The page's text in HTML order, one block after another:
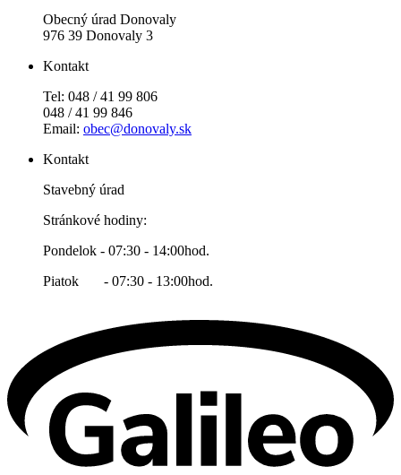
Obecný úrad Donovaly
976 39 Donovaly 3
Kontakt
Tel: 048 / 41 99 806
048 / 41 99 846
Email: obec@donovaly.sk
Kontakt
Stavebný úrad
Stránkové hodiny:
Pondelok - 07:30 - 14:00hod.
Piatok - 07:30 - 13:00hod.